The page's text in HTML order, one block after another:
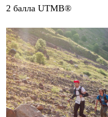
Бахилы
Тапочки
Чуни
Уход за обувью
Аксессуары
Головные уборы
Шапки
Балаклавы и маски
Кепки и бейсболки
Повязки
2 балла UTMB®